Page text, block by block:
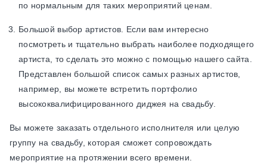
по нормальным для таких мероприятий ценам.
Большой выбор артистов. Если вам интересно
посмотреть и тщательно выбрать наиболее подходящего
артиста, то сделать это можно с помощью нашего сайта.
Представлен большой список самых разных артистов,
например, вы можете встретить портфолио
высококвалифицированного диджея на свадьбу.
Вы можете заказать отдельного исполнителя или целую
группу на свадьбу, которая сможет сопровождать
мероприятие на протяжении всего времени.